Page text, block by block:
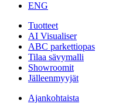
ENG
Tuotteet
AI Visualiser
ABC parkettiopas
Tilaa sävymalli
Showroomit
Jälleenmyyjät
Ajankohtaista